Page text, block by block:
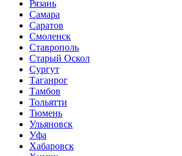
Рязань
Самара
Саратов
Смоленск
Ставрополь
Старый Оскол
Сургут
Таганрог
Тамбов
Тольятти
Тюмень
Ульяновск
Уфа
Хабаровск